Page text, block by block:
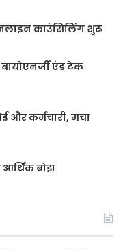
काउंसिलिंग शुरू
एंड टेक
और कर्मचारी, मचा
आर्थिक बोझ